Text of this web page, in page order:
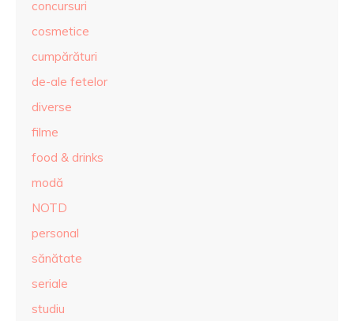
concursuri
cosmetice
cumpărături
de-ale fetelor
diverse
filme
food & drinks
modă
NOTD
personal
sănătate
seriale
studiu